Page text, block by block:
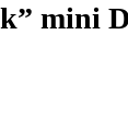
mini